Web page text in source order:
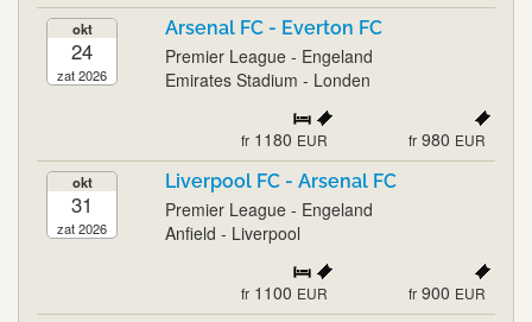
okt
24
zat 2026
Arsenal FC - Everton FC
Premier League - Engeland
Emirates Stadium - Londen
fr 1180 EUR fr 980 EUR
okt
31
zat 2026
Liverpool FC - Arsenal FC
Premier League - Engeland
Anfield - Liverpool
fr 1100 EUR fr 900 EUR